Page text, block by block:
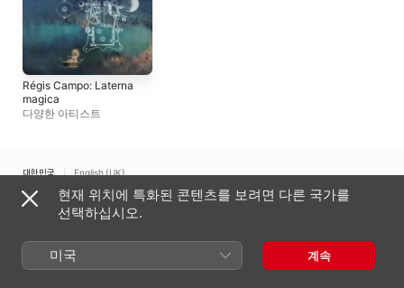
Régis Campo: Laterna
magica
다양한 아티스트
대한민국 English (UK)
Copyright © 2026 Apple Inc.
모든 권리 보유.
피드백
현재 위치에 특화된 콘텐츠를 보려면 다른 국가를
선택하십시오.
미국 계속